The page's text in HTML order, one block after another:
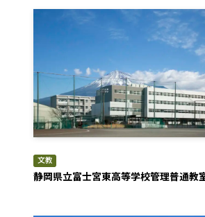
文教
静岡県立富士宮東高等学校管理普通教